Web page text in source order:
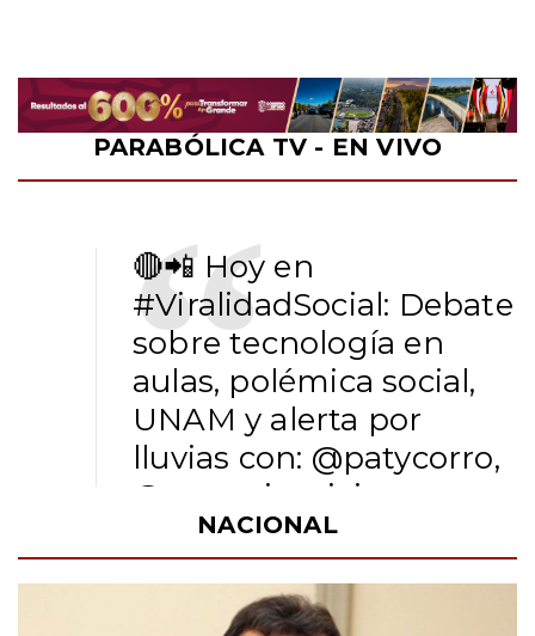
PARABÓLICA TV - EN VIVO
🔴📲 Hoy en
#ViralidadSocial : Debate
sobre tecnología en
aulas, polémica social,
UNAM y alerta por
lluvias con: @patycorro,
@yazcurinoticias
@ojedapepe.
NACIONAL